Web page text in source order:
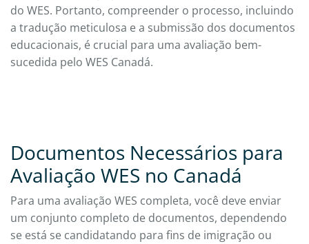
do WES. Portanto, compreender o processo, incluindo
a tradução meticulosa e a submissão dos documentos
educacionais, é crucial para uma avaliação bem-
sucedida pelo WES Canadá.
Documentos Necessários para
Avaliação WES no Canadá
Para uma avaliação WES completa, você deve enviar
um conjunto completo de documentos, dependendo
se está se candidatando para fins de imigração ou